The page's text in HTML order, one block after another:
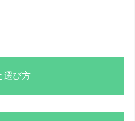
選び方